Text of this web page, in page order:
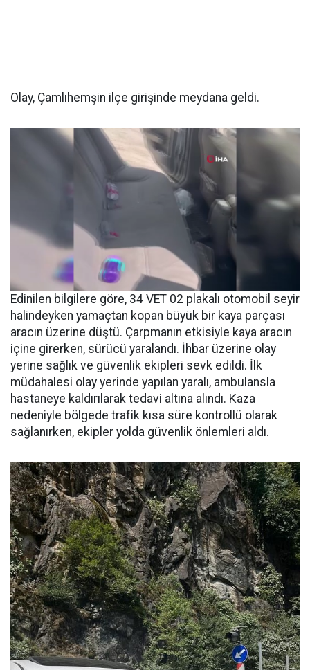
Olay, Çamlıhemşin ilçe girişinde meydana geldi.
Edinilen bilgilere göre, 34 VET 02 plakalı otomobil seyir
halindeyken yamaçtan kopan büyük bir kaya parçası
aracın üzerine düştü. Çarpmanın etkisiyle kaya aracın
içine girerken, sürücü yaralandı. İhbar üzerine olay
yerine sağlık ve güvenlik ekipleri sevk edildi. İlk
müdahalesi olay yerinde yapılan yaralı, ambulansla
hastaneye kaldırılarak tedavi altına alındı. Kaza
nedeniyle bölgede trafik kısa süre kontrollü olarak
sağlanırken, ekipler yolda güvenlik önlemleri aldı.